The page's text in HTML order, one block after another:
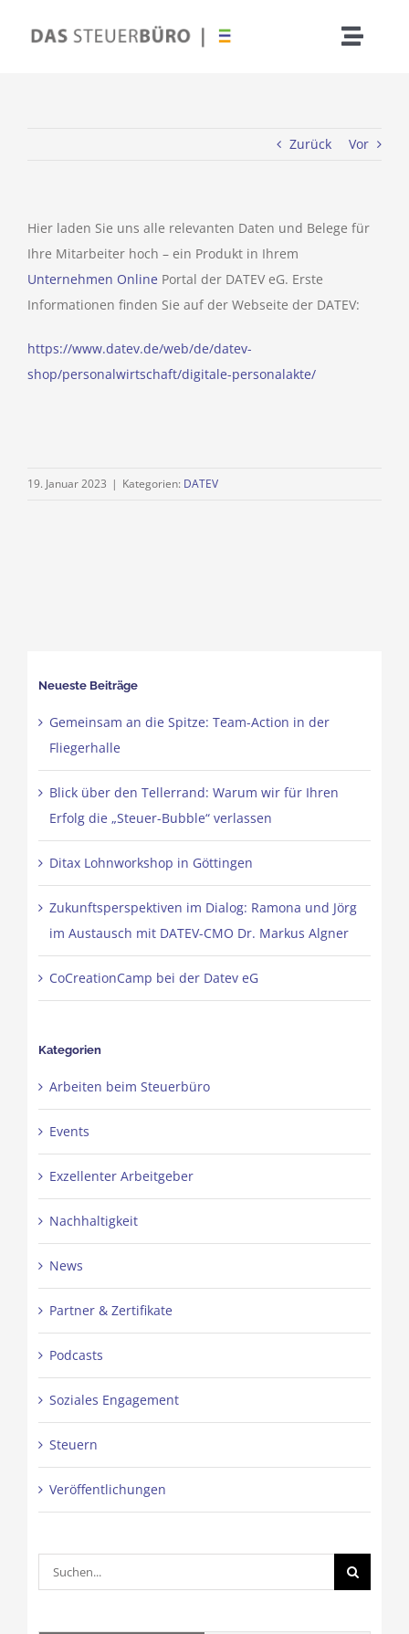
Inhalt
Toggle
Zurück Vor
Hier laden Sie uns alle relevanten Daten und Belege für
Ihre Mitarbeiter hoch – ein Produkt in Ihrem
Unternehmen Online Portal der DATEV eG. Erste
Informationen finden Sie auf der Webseite der DATEV:
https://www.datev.de/web/de/datev-
shop/personalwirtschaft/digitale-personalakte/
19. Januar 2023 | Kategorien: DATEV
Neueste Beiträge
Gemeinsam an die Spitze: Team-Action in der
Fliegerhalle
Blick über den Tellerrand: Warum wir für Ihren
Erfolg die „Steuer-Bubble“ verlassen
Ditax Lohnworkshop in Göttingen
Zukunftsperspektiven im Dialog: Ramona und Jörg
im Austausch mit DATEV-CMO Dr. Markus Algner
CoCreationCamp bei der Datev eG
Kategorien
Arbeiten beim Steuerbüro
Events
Exzellenter Arbeitgeber
Nachhaltigkeit
News
Partner & Zertifikate
Podcasts
Soziales Engagement
Steuern
Veröffentlichungen
Suche
nach: